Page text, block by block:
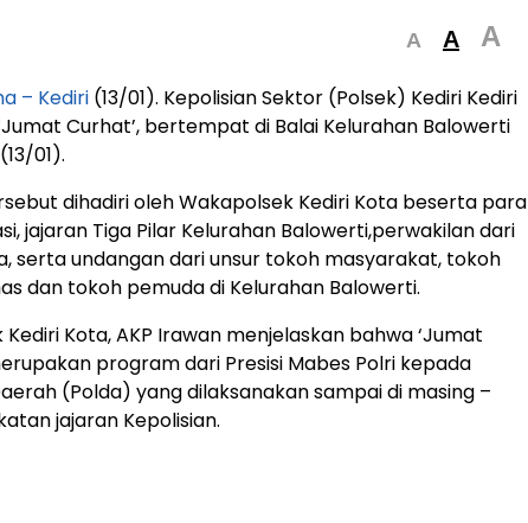
A A A
– Kediri (13/01). Kepolisian Sektor (Polsek) Kediri Kediri
Curhat’, bertempat di Balai Kelurahan Balowerti
01).
dihadiri oleh Wakapolsek Kediri Kota beserta para
jajaran Tiga Pilar Kelurahan Balowerti,perwakilan dari
serta undangan dari unsur tokoh masyarakat, tokoh
dan tokoh pemuda di Kelurahan Balowerti.
Kota, AKP Irawan menjelaskan bahwa ‘Jumat
program dari Presisi Mabes Polri kepada
(Polda) yang dilaksanakan sampai di masing –
jajaran Kepolisian.